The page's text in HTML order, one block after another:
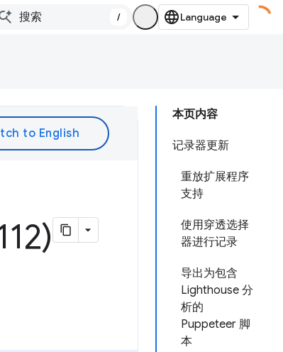
/
本页内容
记录器更新
重放扩展程序
支持
使用穿透选择
器进行记录
导出为包含
Lighthouse 分
析的
Puppeteer 脚
本